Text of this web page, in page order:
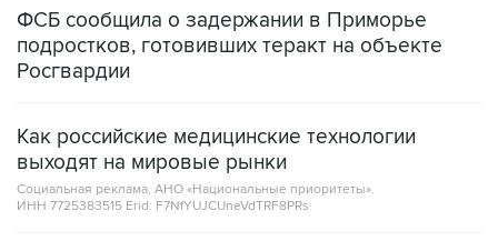
ФСБ сообщила о задержании в Приморье
подростков, готовивших теракт на объекте
Росгвардии
Как российские медицинские технологии
выходят на мировые рынки
Социальная реклама, АНО «Национальные приоритеты».
ИНН 7725383515 Erid: F7NfYUJCUneVdTRF8PRs